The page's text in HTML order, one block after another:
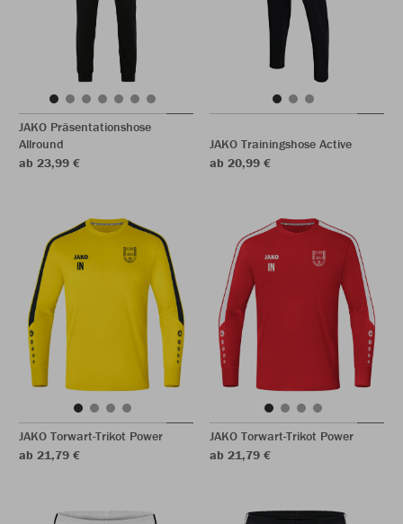
JAKO Präsentationshose
Allround
ab 23,99 €
JAKO Trainingshose Active
ab 20,99 €
JAKO Torwart-Trikot Power
ab 21,79 €
JAKO Torwart-Trikot Power
ab 21,79 €